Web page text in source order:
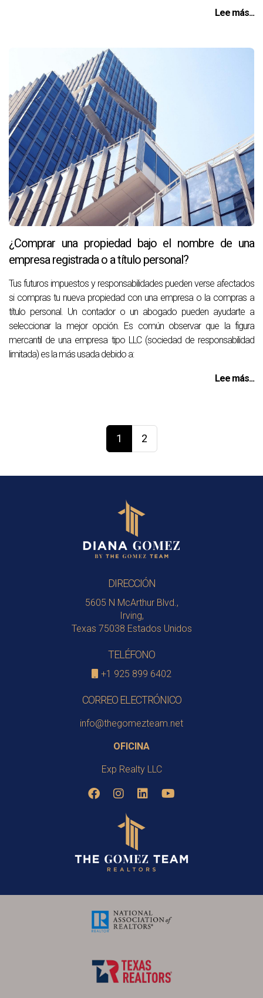
Lee más...
¿Comprar una propiedad bajo el nombre de una
empresa registrada o a título personal?
Tus futuros impuestos y responsabilidades pueden verse afectados
si compras tu nueva propiedad con una empresa o la compras a
título personal. Un contador o un abogado pueden ayudarte a
seleccionar la mejor opción. Es común observar que la figura
mercantil de una empresa tipo LLC (sociedad de responsabilidad
limitada) es la más usada debido a:
Lee más...
1 2
DIRECCIÓN
5605 N McArthur Blvd.,
Irving,
Texas 75038 Estados Unidos
TELÉFONO
+1 925 899 6402
CORREO ELECTRÓNICO
info@thegomezteam.net
OFICINA
Exp Realty LLC